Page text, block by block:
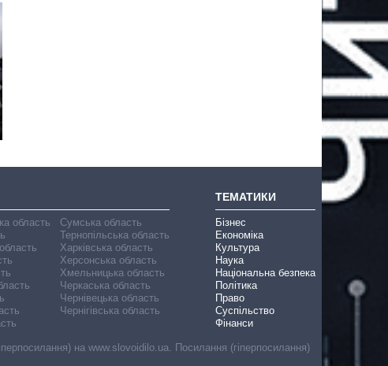
область
Сумська область
Тернопільська область
Харківська область
Херсонська область
Хмельницька область
Черкаська область
Чернівецька область
Чернігівська область
ТЕМАТИКИ
Бізнес
Економіка
Культура
Наука
Національна безпека
Політика
Право
Суспільство
Фінанси
на www.slovoidilo.ua. Посилання (гіперпосилання)